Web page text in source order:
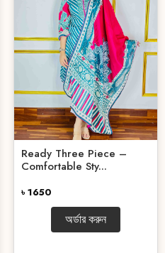
Ready Three Piece –
Comfortable Sty...
৳ 1650
অর্ডার করুন